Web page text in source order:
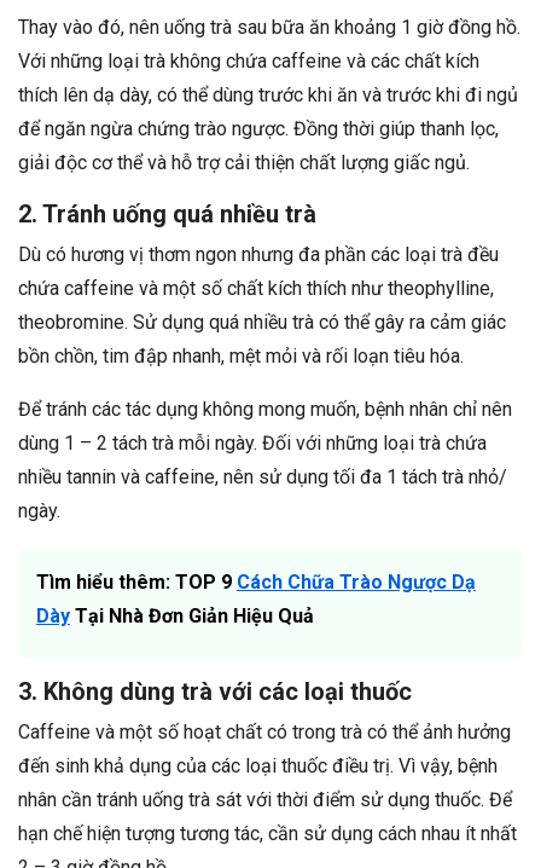
Thay vào đó, nên uống trà sau bữa ăn khoảng 1 giờ đồng hồ.
Với những loại trà không chứa caffeine và các chất kích
thích lên dạ dày, có thể dùng trước khi ăn và trước khi đi ngủ
để ngăn ngừa chứng trào ngược. Đồng thời giúp thanh lọc,
giải độc cơ thể và hỗ trợ cải thiện chất lượng giấc ngủ.
2. Tránh uống quá nhiều trà
Dù có hương vị thơm ngon nhưng đa phần các loại trà đều
chứa caffeine và một số chất kích thích như theophylline,
theobromine. Sử dụng quá nhiều trà có thể gây ra cảm giác
bồn chồn, tim đập nhanh, mệt mỏi và rối loạn tiêu hóa.
Để tránh các tác dụng không mong muốn, bệnh nhân chỉ nên
dùng 1 – 2 tách trà mỗi ngày. Đối với những loại trà chứa
nhiều tannin và caffeine, nên sử dụng tối đa 1 tách trà nhỏ/
ngày.
Tìm hiểu thêm: TOP 9 Cách Chữa Trào Ngược Dạ
Dày Tại Nhà Đơn Giản Hiệu Quả
3. Không dùng trà với các loại thuốc
Caffeine và một số hoạt chất có trong trà có thể ảnh hưởng
đến sinh khả dụng của các loại thuốc điều trị. Vì vậy, bệnh
nhân cần tránh uống trà sát với thời điểm sử dụng thuốc. Để
hạn chế hiện tượng tương tác, cần sử dụng cách nhau ít nhất